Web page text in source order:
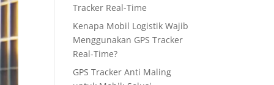
Tracker Real-Time
Kenapa Mobil Logistik Wajib
Menggunakan GPS Tracker
Real-Time?
GPS Tracker Anti Maling